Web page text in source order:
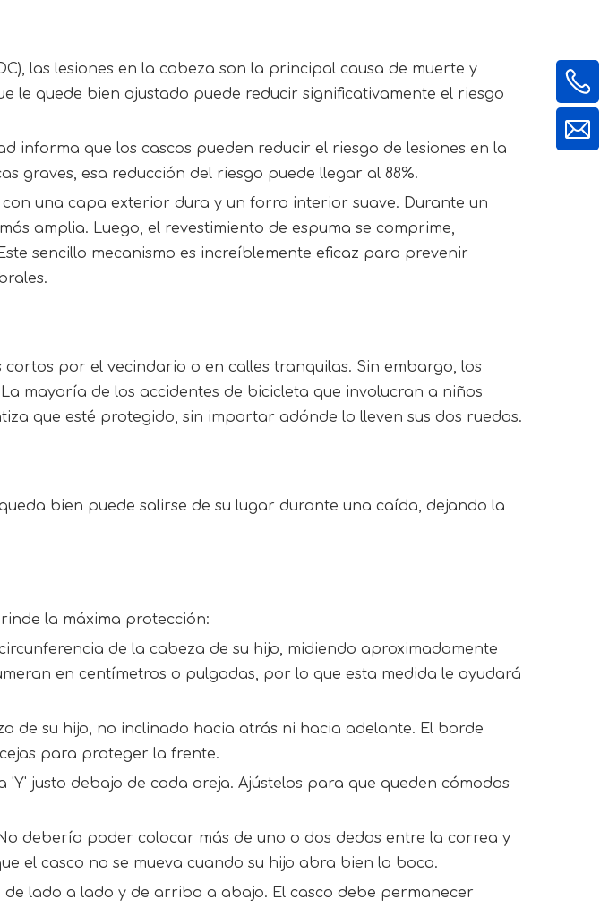
las lesiones en la cabeza son la principal causa de muerte y
le quede bien ajustado puede reducir significativamente el riesgo
informa que los cascos pueden reducir el riesgo de lesiones en la
graves, esa reducción del riesgo puede llegar al 88%.
una capa exterior dura y un forro interior suave. Durante un
amplia. Luego, el revestimiento de espuma se comprime,
sencillo mecanismo es increíblemente eficaz para prevenir
por el vecindario o en calles tranquilas. Sin embargo, los
mayoría de los accidentes de bicicleta que involucran a niños
que esté protegido, sin importar adónde lo lleven sus dos ruedas.
bien puede salirse de su lugar durante una caída, dejando la
la máxima protección:
de la cabeza de su hijo, midiendo aproximadamente
en centímetros o pulgadas, por lo que esta medida le ayudará
de su hijo, no inclinado hacia atrás ni hacia adelante. El borde
para proteger la frente.
justo debajo de cada oreja. Ajústelos para que queden cómodos
debería poder colocar más de uno o dos dedos entre la correa y
el casco no se mueva cuando su hijo abra bien la boca.
lado a lado y de arriba a abajo. El casco debe permanecer